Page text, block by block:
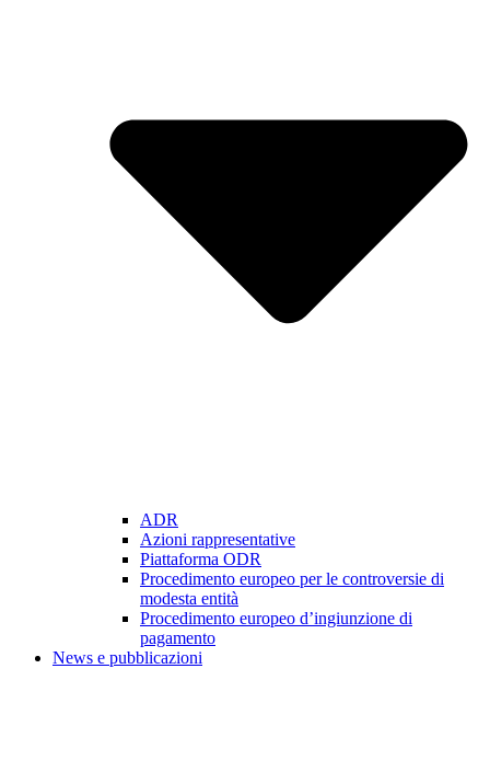
ADR
Azioni rappresentative
Piattaforma ODR
Procedimento europeo per le controversie di
modesta entità
Procedimento europeo d’ingiunzione di
pagamento
News e pubblicazioni